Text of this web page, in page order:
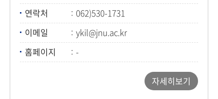
연락처
062)530-1731
이메일
ykil@jnu.ac.kr
홈페이지
-
자세히보기